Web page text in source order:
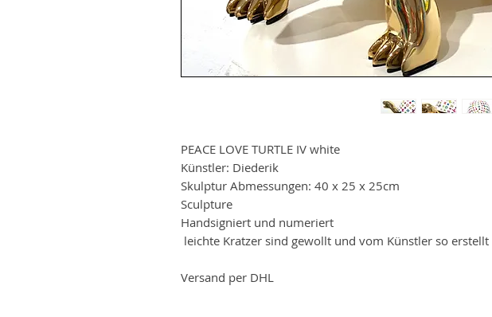
PEACE LOVE TURTLE IV white
Künstler: Diederik
Skulptur Abmessungen: 40 x 25 x 25cm
Handsigniert und numeriert
leichte Kratzer sind gewollt und vom Künstler so erstellt
Versand per DHL